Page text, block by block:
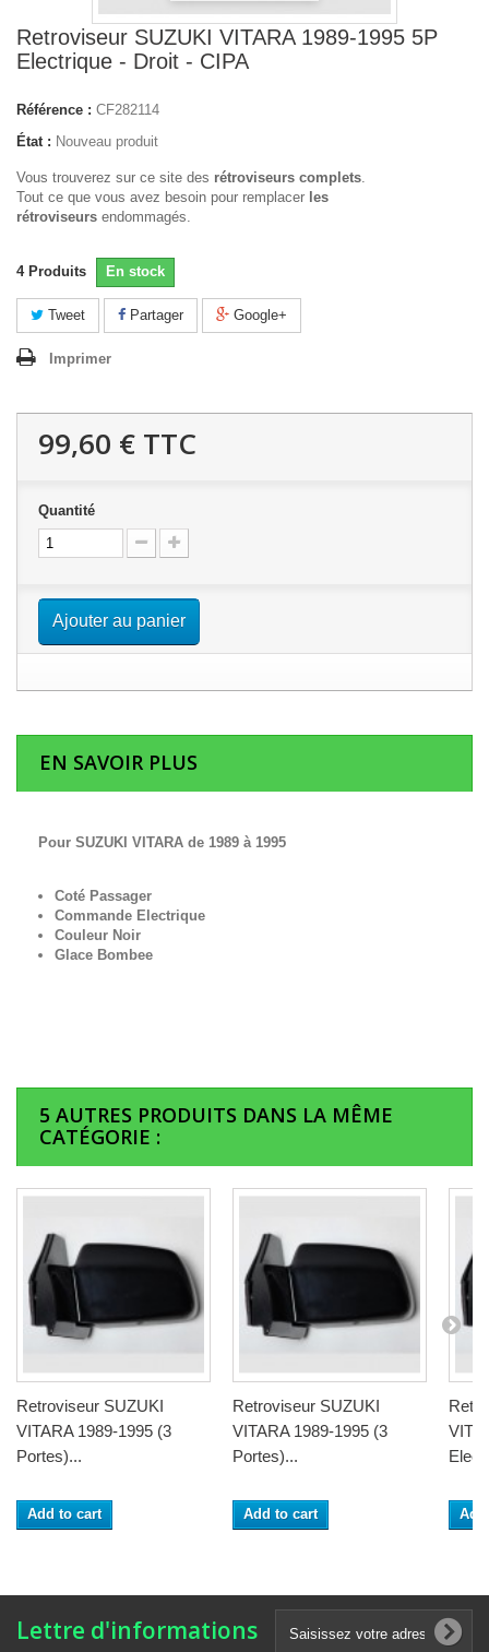
Retroviseur SUZUKI VITARA 1989-1995 5P
Electrique - Droit - CIPA
Référence : CF282114
État : Nouveau produit
Vous trouverez sur ce site des rétroviseurs complets.
Tout ce que vous avez besoin pour remplacer les
rétroviseurs endommagés.
4 Produits En stock
Tweet Partager Google+
Imprimer
99,60 € TTC
Quantité
Ajouter au panier
EN SAVOIR PLUS
Pour SUZUKI VITARA de 1989 à 1995
Coté Passager
Commande Electrique
Couleur Noir
Glace Bombee
5 AUTRES PRODUITS DANS LA MÊME
CATÉGORIE :
Retroviseur SUZUKI
VITARA 1989-1995 (3
Portes)...
Add to cart
Retroviseur SUZUKI
VITARA 1989-1995 (3
Portes)...
Add to cart
Lettre d'informations